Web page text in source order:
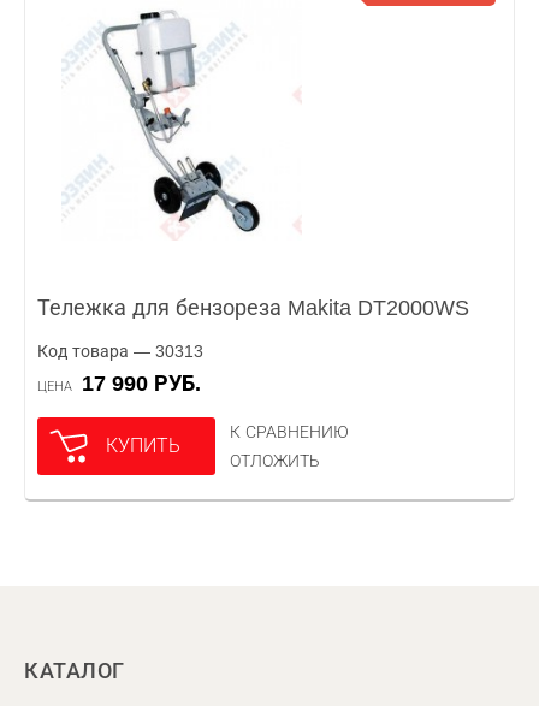
Тележка для бензореза Makita DT2000WS
Код товара — 30313
ЦЕНА 17 990 РУБ.
КУПИТЬ
К СРАВНЕНИЮ
ОТЛОЖИТЬ
КАТАЛОГ